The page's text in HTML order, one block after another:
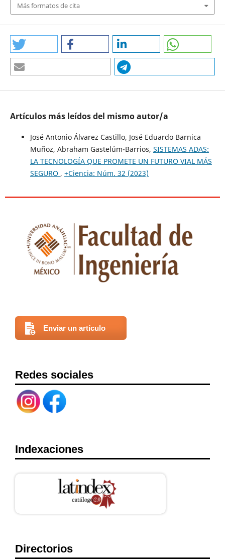
Más formatos de cita
Artículos más leídos del mismo autor/a
José Antonio Álvarez Castillo, José Eduardo Barnica
Muñoz, Abraham Gastelúm-Barrios, SISTEMAS ADAS:
LA TECNOLOGÍA QUE PROMETE UN FUTURO VIAL MÁS
SEGURO , +Ciencia: Núm. 32 (2023)
Enviar un artículo
Redes sociales
Indexaciones
Directorios